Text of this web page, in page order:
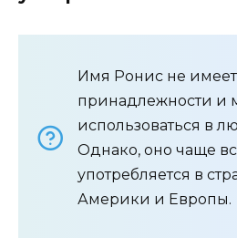
Имя Ронис не
принадлежности и
использоваться в
Однако, оно чаще
употребляется в
Америки и Европы.